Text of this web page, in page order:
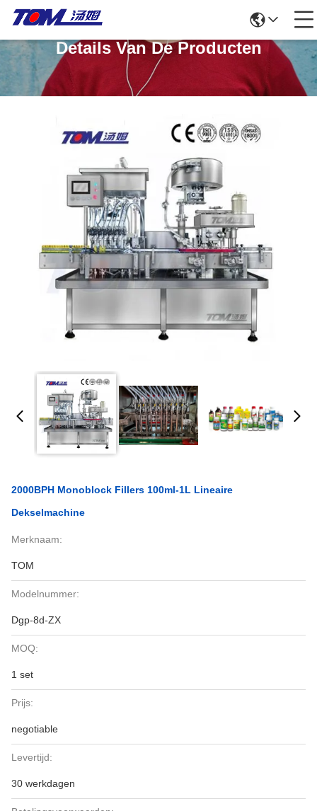
Details Van De Producten
2000BPH Monoblock Fillers 100ml-1L Lineaire
Dekselmachine
Merknaam:
TOM
Modelnummer:
Dgp-8d-ZX
MOQ:
1 set
Prijs:
negotiable
Levertijd:
30 werkdagen